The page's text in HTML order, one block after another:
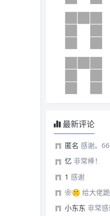
最新评论
匿名 感谢。
忆 非常棒！
1 感谢
❀🤫 给大佬
小东东 非常